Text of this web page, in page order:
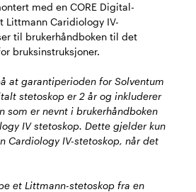
med en CORE Digital-
Littmann Caridiology IV-
til brukerhåndboken til det
bruksinstruksjoner.
at garantiperioden for Solventum
stetoskop er 2 år og inkluderer
som er nevnt i brukerhåndboken
IV stetoskop. Dette gjelder kun
Cardiology IV-stetoskop, når det
et Littmann-stetoskop fra en